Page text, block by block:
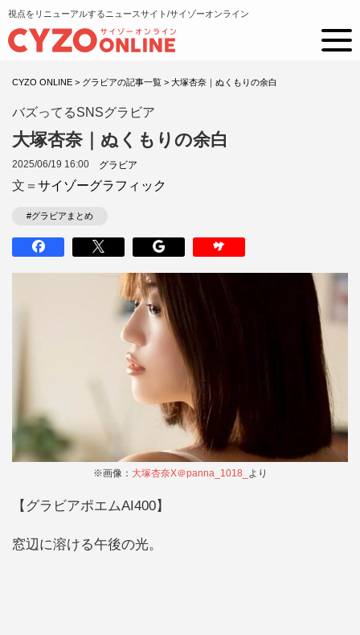
視点をリニューアルするニュースサイト/サイゾーオンライン
CYZO ONLINE > グラビアの記事一覧 > 大塚杏奈｜ぬくもりの余白
バズってるSNSグラビア
大塚杏奈｜ぬくもりの余白
2025/06/19 16:00 グラビア
文＝ サイゾーグラフィック
#グラビアまとめ
※画像： 大塚杏奈X＠panna_1018_ より
【グラビアポエムAI400】
窓辺に溶ける午後の光。